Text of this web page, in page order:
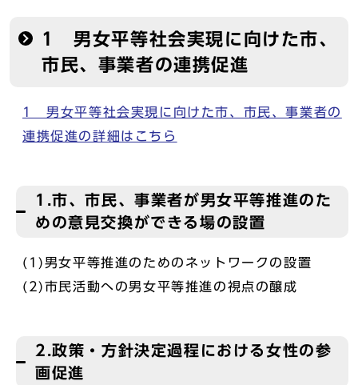
1 男女平等社会実現に向けた市、
市民、事業者の連携促進
1 男女平等社会実現に向けた市、市民、事業者の
連携促進の詳細はこちら
1.市、市民、事業者が男女平等推進のた
めの意見交換ができる場の設置
(1)男女平等推進のためのネットワークの設置
(2)市民活動への男女平等推進の視点の醸成
2.政策・方針決定過程における女性の参
画促進